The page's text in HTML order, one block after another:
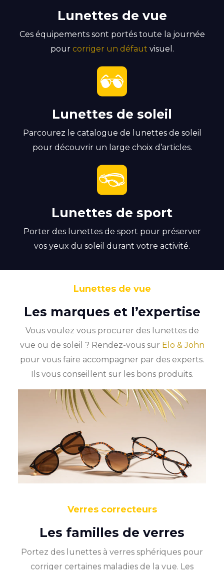
Lunettes de vue
Ces équipements sont portés toute la journée
pourcorriger un défaut visuel.
Lunettes de soleil
Parcourez le catalogue de lunettes de soleil
pour découvrir un large choix d’articles.
Lunettes de sport
Porter des lunettes de sport pour préserver
vos yeux du soleil durant votre activité.
Lunettes de vue
Les marques et l’expertise
Vous voulez vous procurer des lunettes de
vue ou de soleil ? Rendez-vous sur Elo & John
pour vous faire accompagner par des experts.
Ils vous conseillent sur les bons produits.
Verres correcteurs
Les familles de verres
Portez des lunettes à verres sphériques pour
corriger certaines maladies de la vue. Les